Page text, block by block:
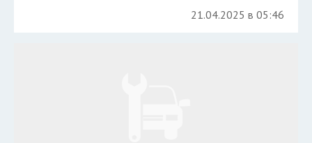
21.04.2025 в 05:46